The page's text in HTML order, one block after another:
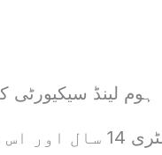
لینڈ سیکیورٹی
مطابق یہ رجسٹری 14